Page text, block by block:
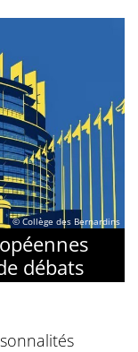
© Collège des Bernardins
débats